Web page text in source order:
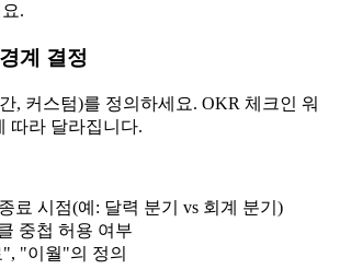
.
계 결정
, 커스텀)를 정의하세요. OKR 체크인 워
따라 달라집니다.
료 시점(예: 달력 분기 vs 회계 분기)
중첩 허용 여부
"이월"의 정의